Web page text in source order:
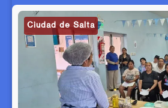
Ciudad de Salta